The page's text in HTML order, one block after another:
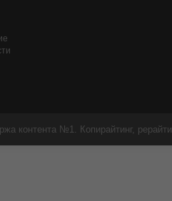
контента №1. Копирайтинг,